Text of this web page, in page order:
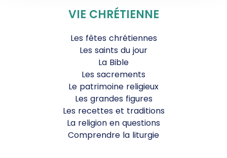
VIE CHRÉTIENNE
Les fêtes chrétiennes
Les saints du jour
La Bible
Les sacrements
Le patrimoine religieux
Les grandes figures
Les recettes et traditions
La religion en questions
Comprendre la liturgie